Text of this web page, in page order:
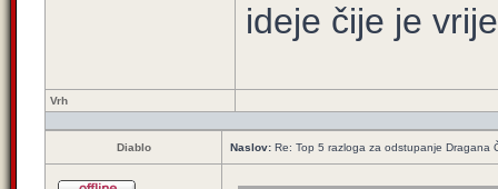
ideje čije je
Vrh
Diablo Naslov: Re: Top 5 razloga za odstupanje Dragana